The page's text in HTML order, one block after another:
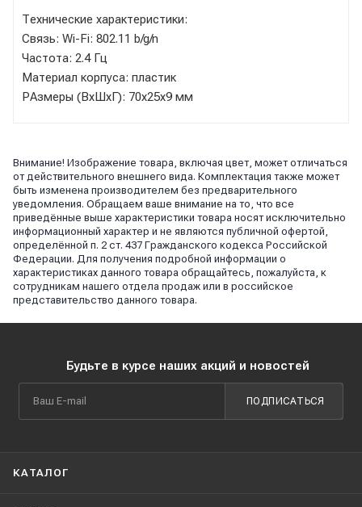
Технические характеристики:
Связь: Wi-Fi: 802.11 b/g/n
Частота: 2.4 Гц
Материал корпуса: пластик
РАзмеры (ВхШхГ): 70х25х9 мм
Внимание! Изображение товара, включая цвет, может отличаться
от действительного внешнего вида. Комплектация также может
быть изменена производителем без предварительного
уведомления. Обращаем ваше внимание на то, что все
приведённые выше характеристики товара носят исключительно
информационный характер и не являются публичной офертой,
определённой п. 2 ст. 437 Гражданского кодекса Российской
Федерации. Для получения подробной информации о
характеристиках данного товара обращайтесь, пожалуйста, к
сотрудникам нашего отдела продаж или в российское
представительство данного товара.
Будьте в курсе наших акций и новостей
ПОДПИСАТЬСЯ
КАТАЛОГ